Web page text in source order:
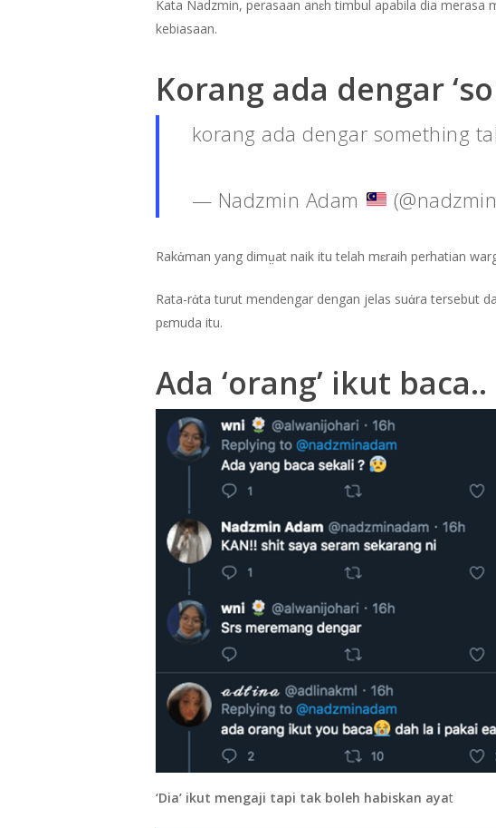
Kata Nadzmin, perasaan anɛh timbul apabila dia merasa
kebiasaan.
Korang ada dengar
korang ada dengar something
— Nadzmin Adam
Rakἀman yang dimṳat naik itu telah mɛraih perhatian
Rata-rἀta turut mendengar dengan jelas suἀra tersebut
pɛmuda itu.
Ada ‘orang’ ikut baca..
‘Dia’ ikut mengaji tapi tak boleh habiskan ayat